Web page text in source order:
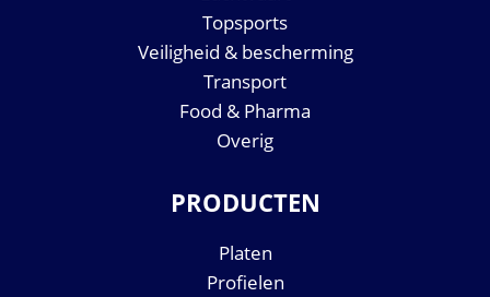
Topsports
Veiligheid & bescherming
Transport
Food & Pharma
Overig
PRODUCTEN
Platen
Profielen